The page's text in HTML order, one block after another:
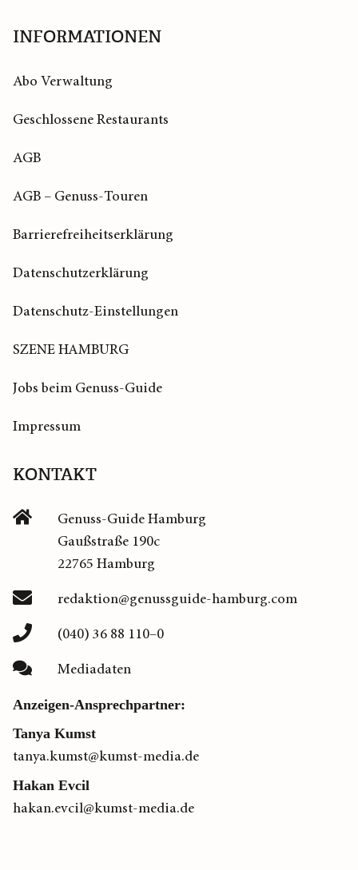
INFORMATIONEN
Abo Verwaltung
Geschlossene Restaurants
AGB
AGB – Genuss-Touren
Barrierefreiheitserklärung
Datenschutzerklärung
Datenschutz-Einstellungen
SZENE HAMBURG
Jobs beim Genuss-Guide
Impressum
KONTAKT
Genuss-Guide Hamburg
Gaußstraße 190c
22765 Hamburg
redaktion@genussguide-hamburg.com
(040) 36 88 110–0
Mediadaten
Anzeigen-Ansprechpartner:
Tanya Kumst
tanya.kumst@kumst-media.de
Hakan Evcil
hakan.evcil@kumst-media.de